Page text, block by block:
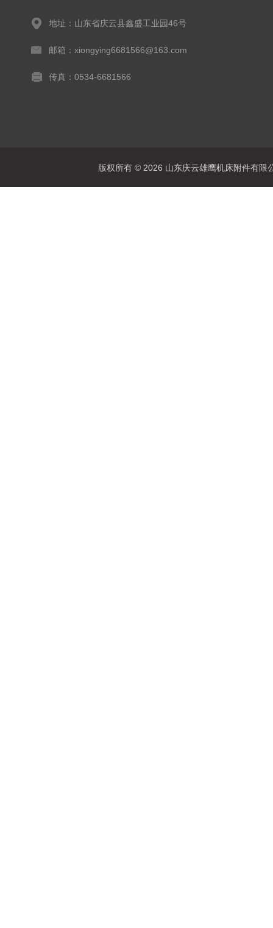
地址：山东省庆云县鑫盛工业园46号
邮箱：xiongying6681566@163.com
传真：0534-6681566
版权所有 © 2026 山东庆云雄鹰机床附件有